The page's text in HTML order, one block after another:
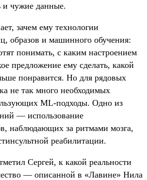
и чужие данные.
зачем ему технологии
образов и машинного обучения:
понимать, с каким настроением
предложение ему сделать, какой
понравится. Но для рядовых
не так много необходимых
ML-подходы. Одно из
— использование
наблюдающих за ритмами мозга,
реабилитации.
Сергей, к какой реальности
— описанной в «Лавине» Нила